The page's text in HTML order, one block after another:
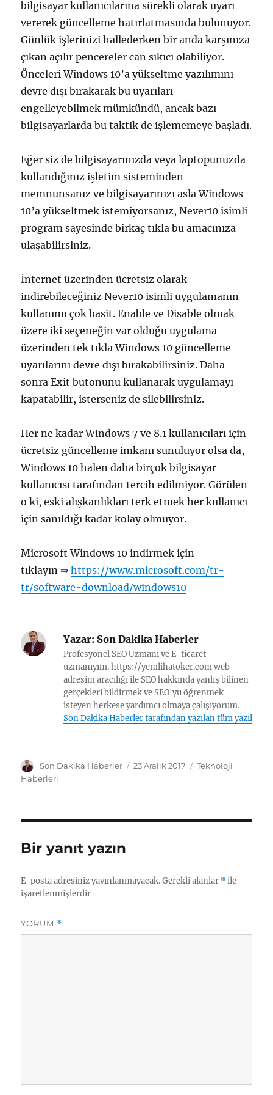
bilgisayar kullanıcılarına sürekli olarak uyarı
vererek güncelleme hatırlatmasında bulunuyor.
Günlük işlerinizi hallederken bir anda karşınıza
çıkan açılır pencereler can sıkıcı olabiliyor.
Önceleri Windows 10’a yükseltme yazılımını
devre dışı bırakarak bu uyarıları
engelleyebilmek mümkündü, ancak bazı
bilgisayarlarda bu taktik de işlememeye başladı.
Eğer siz de bilgisayarınızda veya laptopunuzda
kullandığınız işletim sisteminden
memnunsanız ve bilgisayarınızı asla Windows
10’a yükseltmek istemiyorsanız, Never10 isimli
program sayesinde birkaç tıkla bu amacınıza
ulaşabilirsiniz.
İnternet üzerinden ücretsiz olarak
indirebileceğiniz Never10 isimli uygulamanın
kullanımı çok basit. Enable ve Disable olmak
üzere iki seçeneğin var olduğu uygulama
üzerinden tek tıkla Windows 10 güncelleme
uyarılarını devre dışı bırakabilirsiniz. Daha
sonra Exit butonunu kullanarak uygulamayı
kapatabilir, isterseniz de silebilirsiniz.
Her ne kadar Windows 7 ve 8.1 kullanıcıları için
ücretsiz güncelleme imkanı sunuluyor olsa da,
Windows 10 halen daha birçok bilgisayar
kullanıcısı tarafından tercih edilmiyor. Görülen
o ki, eski alışkanlıkları terk etmek her kullanıcı
için sanıldığı kadar kolay olmuyor.
Microsoft Windows 10 indirmek için
tıklayın ⇒https://www.microsoft.com/tr-
tr/software-download/windows10
Yazar: Son Dakika Haberler
Profesyonel SEO Uzmanı ve E-ticaret
uzmanıyım. https://yemlihatoker.com web
adresim aracılığı ile SEO hakkında yanlış bilinen
gerçekleri bildirmek ve SEO'yu öğrenmek
isteyen herkese yardımcı olmaya çalışıyorum.
Son Dakika Haberler tarafından yazılan tüm yazılar
Y
a
Son Dakika Haberler
Y
h
23 Aralık 2017
K
e
Teknoloji
Haberleri
Bir yanıt yazın
E-posta adresiniz yayınlanmayacak. Gerekli alanlar *ile
işaretlenmişlerdir
YORUM *